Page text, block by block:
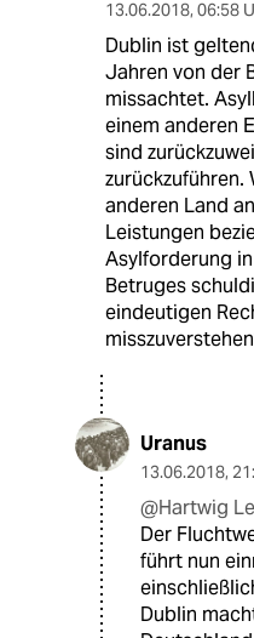
13.06.2018, 06:58
Dublin ist
Jahren von der
missachtet.
einem anderen
sind
zurückzuführen.
anderen Land
Leistungen
Asylforderung
Betruges
eindeutigen
Uranus
13.06.2018,
@Hartwig
Der
führt nun
Dublin